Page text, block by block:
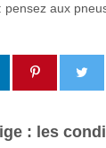
pensez aux
: les